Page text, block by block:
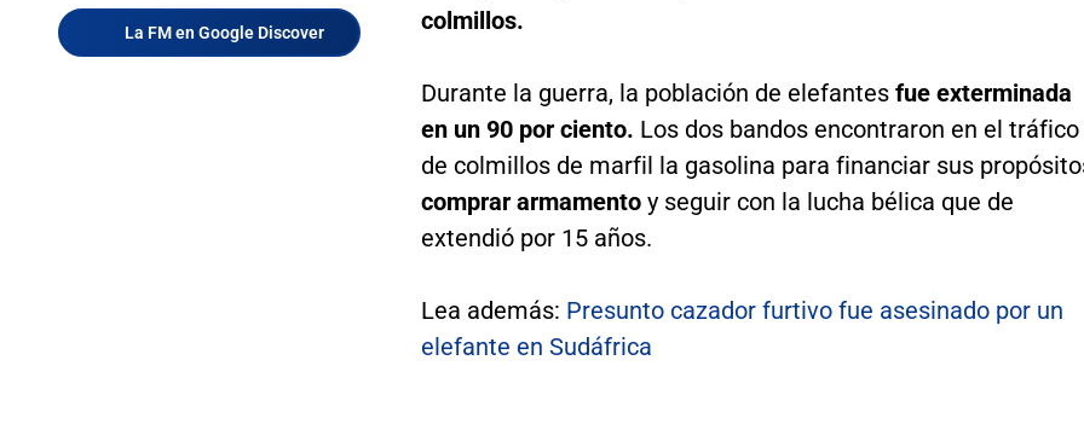
La FM en Google Discover
colmillos.
Durante la guerra, la población de elefantesfue exterminada
en un 90 por ciento. Los dos bandos encontraron en el tráfico
de colmillos de marfil la gasolina para financiar sus
comprar armamentoy seguir con la lucha bélica que de
extendió por 15 años.
Lea además: Presunto cazador furtivo fue asesinado por un
elefante en Sudáfrica